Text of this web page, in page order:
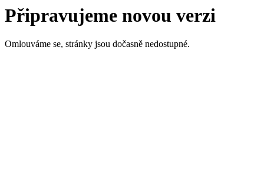
Připravujeme novou verzi
Omlouváme se, stránky jsou dočasně nedostupné.